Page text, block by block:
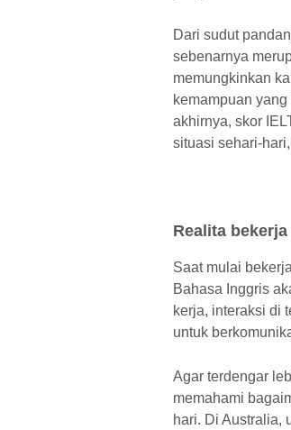
Dari sudut
sebenarnya
memungkinkan
kemampuan
akhirnya, skor
situasi sehari-
Realita
Saat mulai
Bahasa Inggris
kerja, interaksi di
untuk
Agar terdengar
memahami
hari. Di Australia,